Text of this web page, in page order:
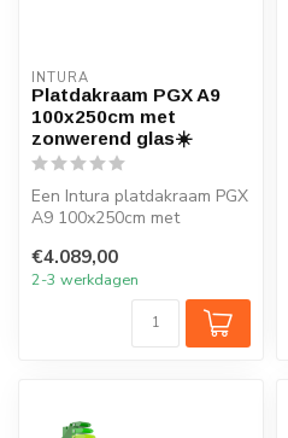
INTURA
Platdakraam PGX A9
100x250cm met
zonwerend glas☀️
Een Intura platdakraam PGX
A9 100x250cm met
vertrek...
€4.089,00
2-3 werkdagen